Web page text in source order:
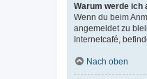
Warum werde ich
Wenn du beim
angemeldet zu
Internetcafé,
Nach oben